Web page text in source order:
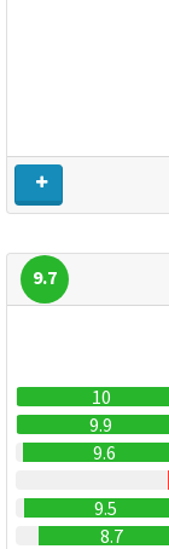
9.7
10
9.9
9.6
9.5
8.7